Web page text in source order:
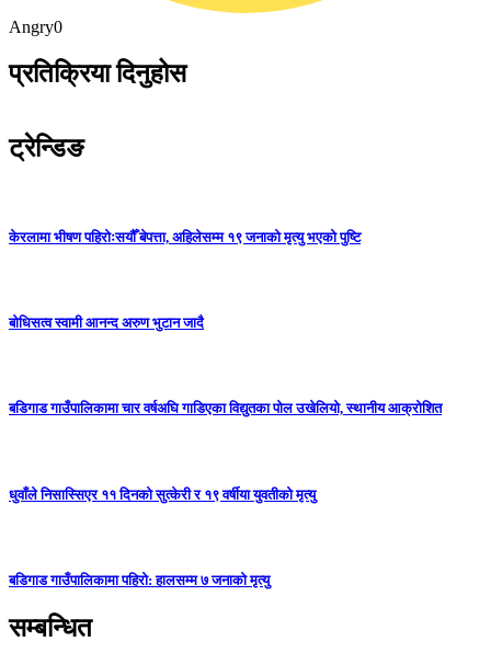
Angry0
प्रतिक्रिया दिनुहोस
ट्रेन्डिङ
केरलामा भीषण पहिरोःसयौँ बेपत्ता, अहिलेसम्म १९ जनाको मृत्यु भएको पुष्टि
बोधिसत्व स्वामी आनन्द अरुण भुटान जादै
बडिगाड गाउँपालिकामा चार वर्षअघि गाडिएका विद्युतका पोल उखेलियो, स्थानीय आक्रोशित
धुवाँले निसास्सिएर ११ दिनको सुत्केरी र १९ वर्षीया युवतीको मृत्यु
बडिगाड गाउँपालिकामा पहिरो: हालसम्म ७ जनाको मृत्यु
सम्बन्धित